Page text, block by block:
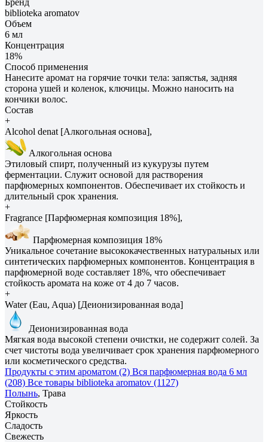
biblioteka aromatov
Объем
6 мл
Концентрация
18%
Способ применения
Нанесите аромат на горячие точки тела: запястья, задняя
сторона ушей и коленок, ключицы. Можно наносить на
кончики волос.
Состав
+
Alcohol denat [Алкогольная основа],
Алкогольная основа
Этиловый спирт, полученный из кукурузы путем
ферментации. Служит основой для растворения
парфюмерных компонентов. Обеспечивает их стойкость и
длительный срок хранения.
+
Fragrance [Парфюмерная композиция 18%],
Парфюмерная композиция 18%
Уникальное сочетание высококачественных натуральных или
синтетических парфюмерных компонентов. Концентрация в
парфюмерной воде составляет 18%, что обеспечивает
стойкость аромата на коже от 4 до 7 часов.
+
Water (Eau, Aqua) [Деионизированная вода]
Деионизированная вода
Мягкая вода высокой степени очистки, не содержит солей. За
счет чистоты вода увеличивает срок хранения парфюмерного
или косметического средства.
Продукты с этим ароматом (2) Вся парфюмерная вода 6 мл
(208) Все товары biblioteka aromatov (1127)
Полынь, Трава
Стойкость
Яркость
Сладость
Свежесть